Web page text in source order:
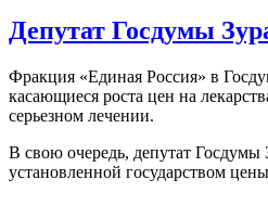
Депутат Госдумы
Фракция «Единая Россия» в
касающиеся роста цен на
серьезном лечении.
В свою очередь, депутат Госдумы
установленной государством